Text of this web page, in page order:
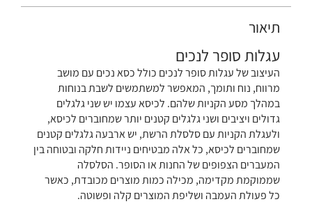
תיאור
עגלות סופר לנכים
העיצוב של עגלות סופר לנכים כולל כסא נכים עם מושב
מרווח, נוח ותומך, המאפשר למשתמשים לשבת בנוחות
במהלך מסע הקניות שלהם. לכיסא עצמו יש שני גלגלים
גדולים ויציבים ושני גלגלים קטנים יותר שמחוברים לכיסא,
ולעגלת הקניות עם סלסלת הרשת, יש ארבעה גלגלים קטנים
שמחוברים לכיסא, כל אלה מבטיחים ניידות חלקה ובטוחה בין
המעברים הצפופים של החנות או הסופר. הסלסלה
שממוקמת מקדימה, מכילה כמות מוצרים מכובדת, כאשר
כל פעולת העמבה ושליפת המוצרים קלה ופשוטה.